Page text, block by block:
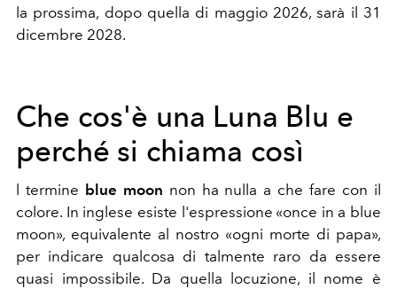
la prossima, dopo quella di maggio 2026, sarà il 31
dicembre 2028.
Che cos'è una Luna Blu e
perché si chiama così
l termine blue moon non ha nulla a che fare con il
colore. In inglese esiste l'espressione «once in a blue
moon», equivalente al nostro «ogni morte di papa»,
per indicare qualcosa di talmente raro da essere
quasi impossibile. Da quella locuzione, il nome è